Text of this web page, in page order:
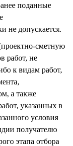
поданные
не допускается.
сметную
работ, не
к видам работ,
а также
указанных в
условия
получателю
этапа отбора